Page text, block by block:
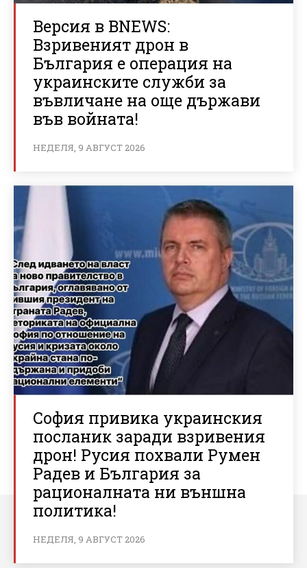
Версия в BNEWS:
Взривеният дрон в
България е операция на
украинските служби за
въвличане на още държави
във войната!
НЕДЕЛЯ, 9 АВГУСТ 2026
София привика украинския
посланик заради взривения
дрон! Русия похвали Румен
Радев и България за
рационалната ни външна
политика!
НЕДЕЛЯ, 9 АВГУСТ 2026